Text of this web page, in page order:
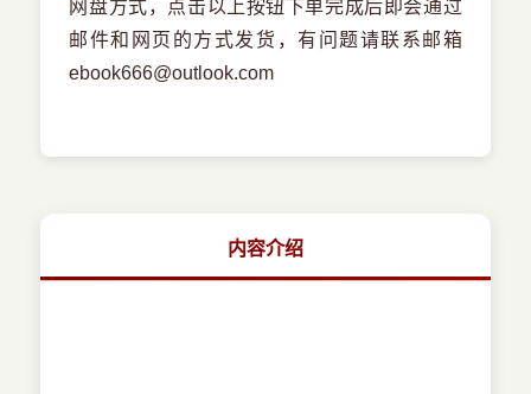
网盘方式，点击以上按钮下单完成后即会通过
邮件和网页的方式发货，有问题请联系邮箱
ebook666@outlook.com
内容介绍